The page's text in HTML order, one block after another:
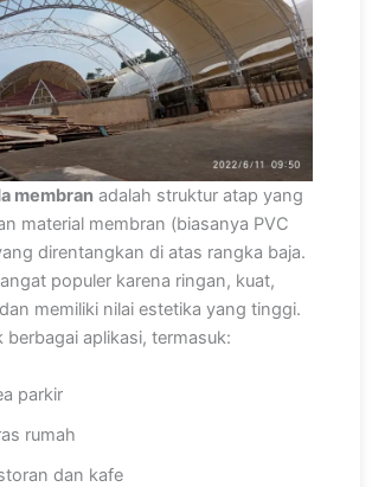
membran adalah struktur atap yang
material membran (biasanya PVC
direntangkan di atas rangka baja.
populer karena ringan, kuat,
memiliki nilai estetika yang tinggi.
berbagai aplikasi, termasuk:
parkir
rumah
dan kafe